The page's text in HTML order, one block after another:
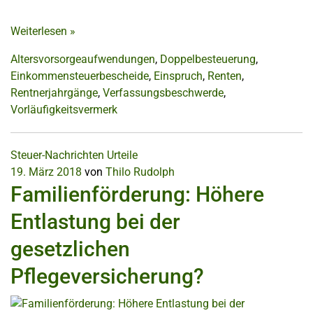
Weiterlesen »
Altersvorsorgeaufwendungen, Doppelbesteuerung,
Einkommensteuerbescheide, Einspruch, Renten,
Rentnerjahrgänge, Verfassungsbeschwerde,
Vorläufigkeitsvermerk
Steuer-Nachrichten Urteile
19. März 2018 von Thilo Rudolph
Familienförderung: Höhere
Entlastung bei der
gesetzlichen
Pflegeversicherung?